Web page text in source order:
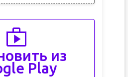
из
Play